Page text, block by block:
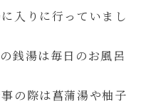
入りに行っていまし
銭湯は毎日のお風呂
の際は菖蒲湯や柚子